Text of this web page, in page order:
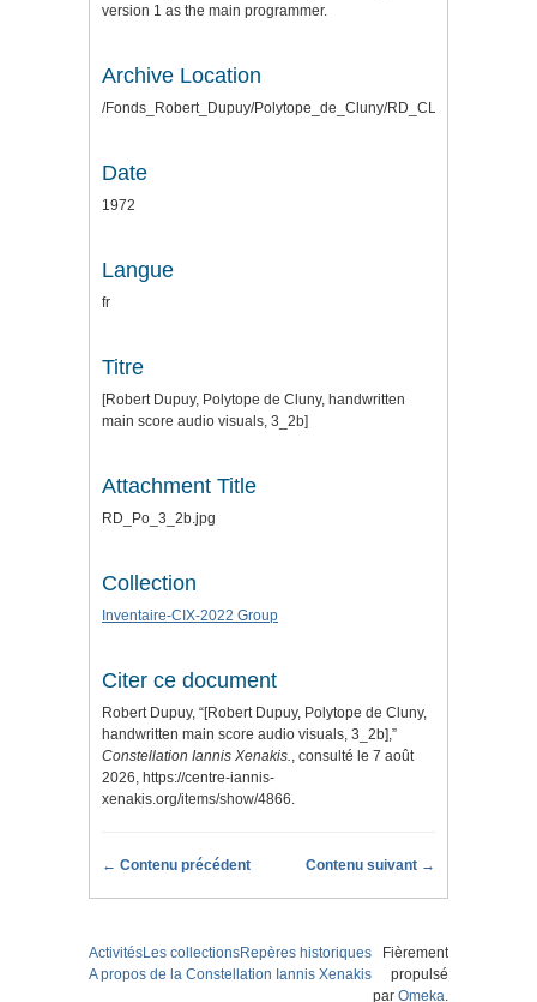
version 1 as the main programmer.
Archive Location
/Fonds_Robert_Dupuy/Polytope_de_Cluny/
Date
1972
Langue
fr
Titre
[Robert Dupuy, Polytope de Cluny, handwritten
main score audio visuals, 3_2b]
Attachment Title
RD_Po_3_2b.jpg
Collection
Inventaire-CIX-2022 Group
Citer ce document
Robert Dupuy, “[Robert Dupuy, Polytope de Cluny,
handwritten main score audio visuals, 3_2b],”
Constellation Iannis Xenakis., consulté le 7 août
2026, https://centre-iannis-
xenakis.org/items/show/4866.
← Contenu précédent Contenu suivant →
ActivitésLes collectionsRepères historiques
A propos de la Constellation Iannis Xenakis
Fièrement
propulsé
par Omeka.